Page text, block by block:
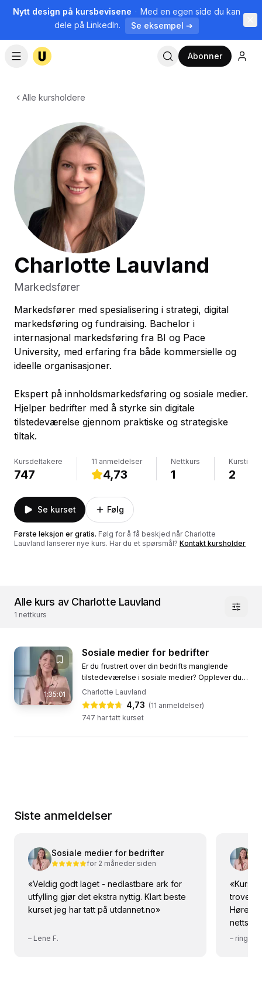
Nytt design på kursbevisene · Med en egen side du kan
dele på LinkedIn.
Se eksempel ➔
Abonner
Alle kursholdere
Charlotte Lauvland
Markedsfører
Markedsfører med spesialisering i strategi, digital
markedsføring og fundraising. Bachelor i
internasjonal markedsføring fra BI og Pace
University, med erfaring fra både kommersielle og
ideelle organisasjoner.
Ekspert på innholdsmarkedsføring og sosiale medier.
Hjelper bedrifter med å styrke sin digitale
tilstedeværelse gjennom praktiske og strategiske
tiltak.
Kursdeltakere
747
11 anmeldelser
4,73
Nettkurs
1
Kurstimer
2
Se kurset Følg
Første leksjon er gratis. Følg for å få beskjed når Charlotte
Lauvland lanserer nye kurs. Har du et spørsmål? Kontakt kursholder
Alle kurs av Charlotte Lauvland
1 nettkurs
1:35:01
Sosiale medier for bedrifter
Er du frustrert over din bedrifts manglende
tilstedeværelse i sosiale medier? Opplever du
at innholdet dere publiserer ikke når ut til
følgerne deres eller får...
Charlotte Lauvland
4,73 (11 anmeldelser)
747 har tatt kurset
Siste anmeldelser
Sosiale medier for bedrifter
for 2 måneder siden
«Veldig godt laget - nedlastbare ark for
utfylling gjør det ekstra nyttig. Klart beste
kurset jeg har tatt på utdannet.no»
– Lene F.
«
Hører
vært
– ring